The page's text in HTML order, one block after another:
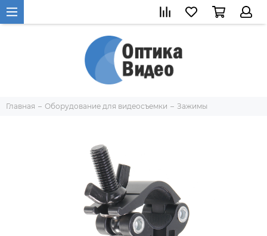
Главная Оборудование для видеосъемки Зажимы